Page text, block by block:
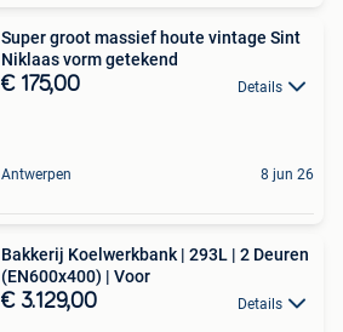
Super groot massief houte vintage Sint
Niklaas vorm getekend
€ 175,00 Details
Antwerpen 8 jun 26
Bakkerij Koelwerkbank | 293L | 2 Deuren
(EN600x400) | Voor
€ 3.129,00 Details